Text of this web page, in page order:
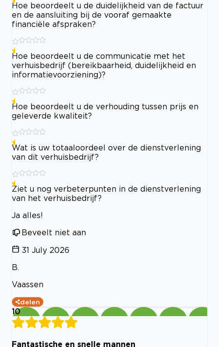
Hoe beoordeelt u de duidelijkheid van de factuur
en de aansluiting bij de vooraf gemaakte
financiële afspraken?
Hoe beoordeelt u de communicatie met het
verhuisbedrijf (bereikbaarheid, duidelijkheid en
informatievoorziening)?
Hoe beoordeelt u de verhouding tussen prijs en
geleverde kwaliteit?
Wat is uw totaaloordeel over de dienstverlening
van dit verhuisbedrijf?
Ziet u nog verbeterpunten in de dienstverlening
van het verhuisbedrijf?
Ja alles!
Beveelt niet aan
31 July 2026
B.
Vaassen
delen
10
Fantastische en snelle mannen